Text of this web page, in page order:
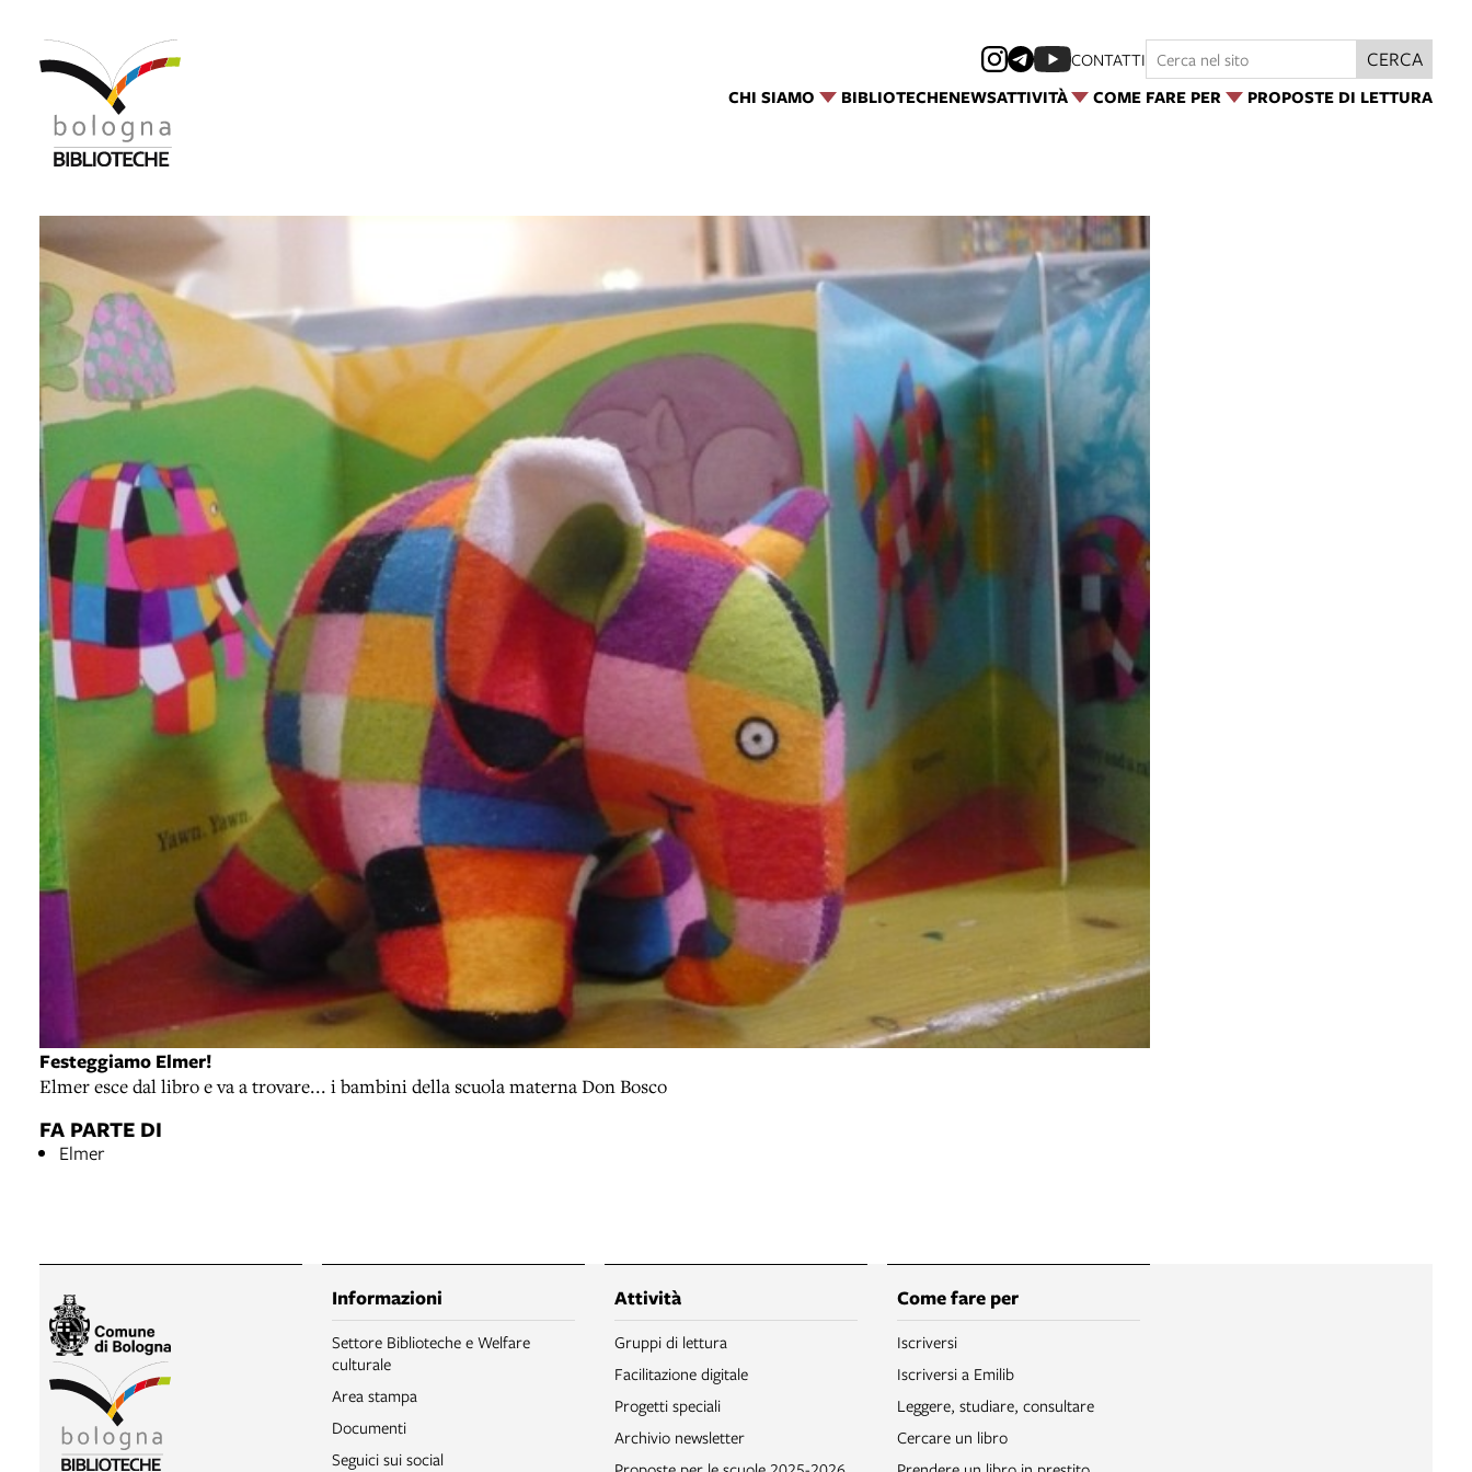
CHI SIAMO BIBLIOTECHENEWSATTIVITÀ COME FARE PER PROPOSTE DI LETTURA
CONTATTI CERCA
Festeggiamo Elmer!
Elmer esce dal libro e va a trovare... i bambini della scuola materna Don Bosco
FA PARTE DI
Elmer
Informazioni
Settore Biblioteche e Welfare
culturale
Area stampa
Documenti
Seguici sui social
Attività
Gruppi di lettura
Facilitazione digitale
Progetti speciali
Archivio newsletter
Come fare per
Iscriversi
Iscriversi a Emilib
Leggere, studiare, consultare
Cercare un libro